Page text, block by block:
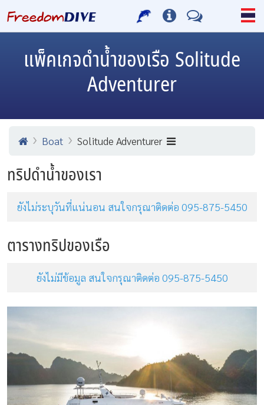
แพ็คเกจดำน้ำของเรือ Solitude
Adventurer
Boat Solitude Adventurer
ทริปดำน้ำของเรา
ยังไม่ระบุวันที่แน่นอน สนใจกรุณาติดต่อ 095-875-5450
ตารางทริปของเรือ
ยังไม่มีข้อมูล สนใจกรุณาติดต่อ 095-875-5450